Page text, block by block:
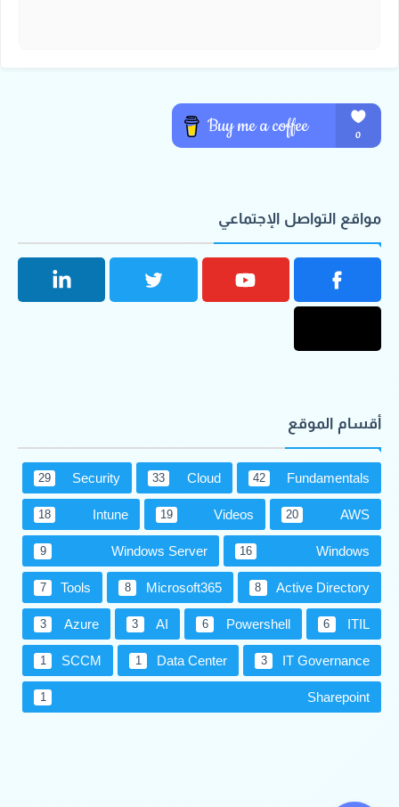
مواقع التواصل الإجتماعي
أقسام الموقع
Fundamentals
42
Cloud
33
Security
29
AWS
20
Videos
19
Intune
18
Windows
16
Windows Server
9
Active Directory
8
Microsoft365
8
Tools
7
ITIL
6
Powershell
6
AI
3
Azure
3
IT Governance
3
Data Center
1
SCCM
1
Sharepoint
1